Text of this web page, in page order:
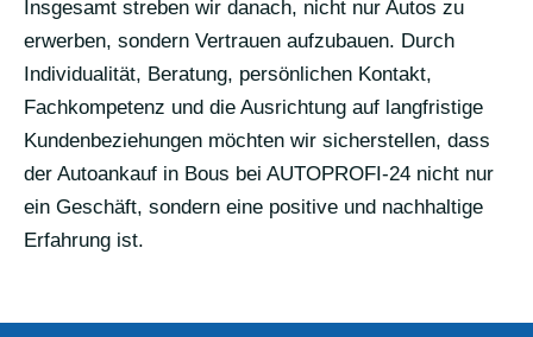
Insgesamt streben wir danach, nicht nur Autos zu
erwerben, sondern Vertrauen aufzubauen. Durch
Individualität, Beratung, persönlichen Kontakt,
Fachkompetenz und die Ausrichtung auf langfristige
Kundenbeziehungen möchten wir sicherstellen, dass
der Autoankauf in Bous bei AUTOPROFI-24 nicht nur
ein Geschäft, sondern eine positive und nachhaltige
Erfahrung ist.